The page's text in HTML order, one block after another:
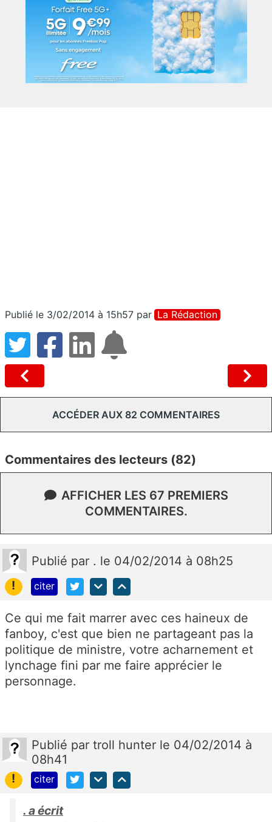
Publié le 3/02/2014 à 15h57 par La Rédaction
ACCÉDER AUX 82 COMMENTAIRES
Commentaires des lecteurs (82)
AFFICHER LES 67 PREMIERS
COMMENTAIRES.
Publié par . le 04/02/2014 à 08h25
!
citer
Ce qui me fait marrer avec ces haineux de
fanboy, c'est que bien ne partageant pas la
politique de ministre, votre acharnement et
lynchage fini par me faire apprécier le
personnage.
Publié par troll hunter le 04/02/2014 à
08h41
!
citer
. a écrit